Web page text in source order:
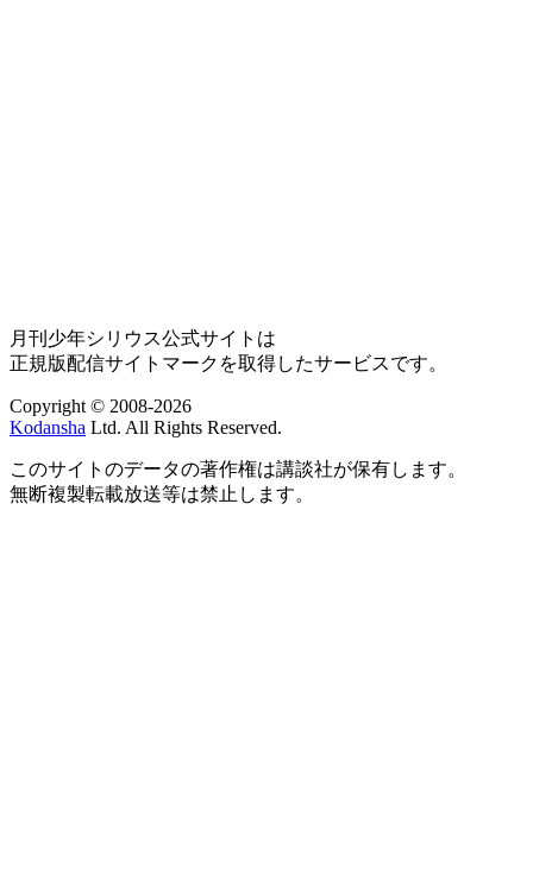
月刊少年シリウス公式サイトは
正規版配信サイトマークを取得したサービスです。
Copyright © 2008-2026
Kodansha Ltd. All Rights Reserved.
このサイトのデータの著作権は講談社が保有します。
無断複製転載放送等は禁止します。